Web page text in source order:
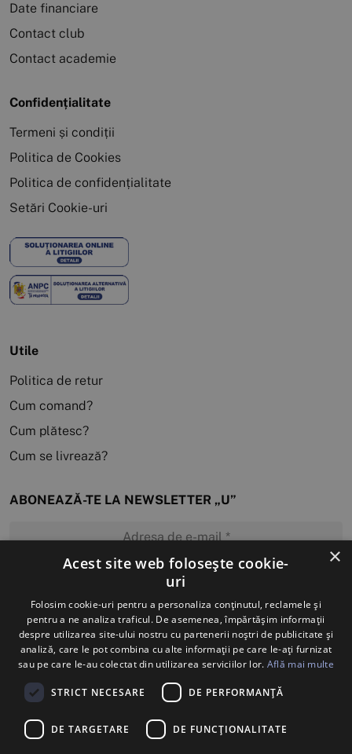
Date financiare
Contact club
Contact academie
Confidențialitate
Termeni și condiții
Politica de Cookies
Politica de confidențialitate
Setări Cookie-uri
Utile
Politica de retur
Cum comand?
Cum plătesc?
Cum se livrează?
ABONEAZĂ-TE LA NEWSLETTER „U”
MĂ ABONEZ
×
Acest site web folosește cookie-
uri
Folosim cookie-uri pentru a personaliza conținutul, reclamele și
pentru a ne analiza traficul. De asemenea, împărtășim informații
despre utilizarea site-ului nostru cu partenerii noștri de publicitate și
analiză, care le pot combina cu alte informații pe care le-ați furnizat
sau pe care le-au colectat din utilizarea serviciilor lor. Află mai multe
STRICT NECESARE DE PERFORMANȚĂ
DE TARGETARE DE FUNCŢIONALITATE